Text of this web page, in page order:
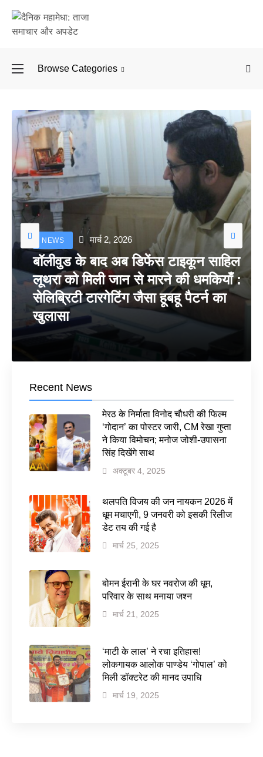
Browse Categories
NEWS मार्च 2, 2026
बॉलीवुड के बाद अब डिफेंस टाइकून साहिल
लूथरा को मिली जान से मारने की धमकियाँ :
सेलिब्रिटी टारगेटिंग जैसा हूबहू पैटर्न का
खुलासा
Recent News
मेरठ के निर्माता विनोद चौधरी की फिल्म
‘गोदान’ का पोस्टर जारी, CM रेखा गुप्ता
ने किया विमोचन; मनोज जोशी-उपासना
सिंह दिखेंगे साथ
अक्टूबर 4, 2025
थलपति विजय की जन नायकन 2026 में
धूम मचाएगी, 9 जनवरी को इसकी रिलीज
डेट तय की गई है
मार्च 25, 2025
बोमन ईरानी के घर नवरोज की धूम,
परिवार के साथ मनाया जश्न
मार्च 21, 2025
‘माटी के लाल’ ने रचा इतिहास!
लोकगायक आलोक पाण्डेय ‘गोपाल’ को
मिली डॉक्टरेट की मानद उपाधि
मार्च 19, 2025